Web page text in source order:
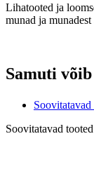
Lihatooted ja
munad ja
Samuti
Soovitatavad
Soovitatavad tooted